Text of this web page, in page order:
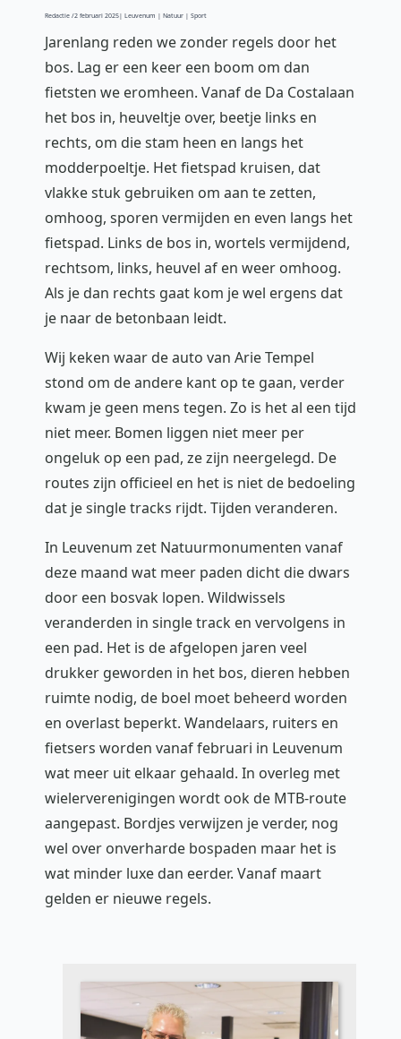
Redactie /2 februari 2025| Leuvenum | Natuur | Sport
Jarenlang reden we zonder regels door het
bos. Lag er een keer een boom om dan
fietsten we eromheen. Vanaf de Da Costalaan
het bos in, heuveltje over, beetje links en
rechts, om die stam heen en langs het
modderpoeltje. Het fietspad kruisen, dat
vlakke stuk gebruiken om aan te zetten,
omhoog, sporen vermijden en even langs het
fietspad. Links de bos in, wortels vermijdend,
rechtsom, links, heuvel af en weer omhoog.
Als je dan rechts gaat kom je wel ergens dat
je naar de betonbaan leidt.
Wij keken waar de auto van Arie Tempel
stond om de andere kant op te gaan, verder
kwam je geen mens tegen. Zo is het al een tijd
niet meer. Bomen liggen niet meer per
ongeluk op een pad, ze zijn neergelegd. De
routes zijn officieel en het is niet de bedoeling
dat je single tracks rijdt. Tijden veranderen.
In Leuvenum zet Natuurmonumenten vanaf
deze maand wat meer paden dicht die dwars
door een bosvak lopen. Wildwissels
veranderden in single track en vervolgens in
een pad. Het is de afgelopen jaren veel
drukker geworden in het bos, dieren hebben
ruimte nodig, de boel moet beheerd worden
en overlast beperkt. Wandelaars, ruiters en
fietsers worden vanaf februari in Leuvenum
wat meer uit elkaar gehaald. In overleg met
wielerverenigingen wordt ook de MTB-route
aangepast. Bordjes verwijzen je verder, nog
wel over onverharde bospaden maar het is
wat minder luxe dan eerder. Vanaf maart
gelden er nieuwe regels.